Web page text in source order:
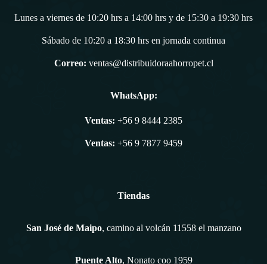
Lunes a viernes de 10:20 hrs a 14:00 hrs y de 15:30 a 19:30 hrs
Sábado de 10:20 a 18:30 hrs en jornada continua
Correo: ventas@distribuidoraahorropet.cl
WhatsApp:
Ventas: +56 9 8444 2385
Ventas: +56 9 7877 9459
Tiendas
San José de Maipo, camino al volcán 11558 el manzano
Puente Alto, Nonato coo 1959